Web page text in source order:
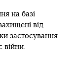
на базі
від
застосування
війни.